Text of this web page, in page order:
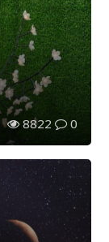
8822 0